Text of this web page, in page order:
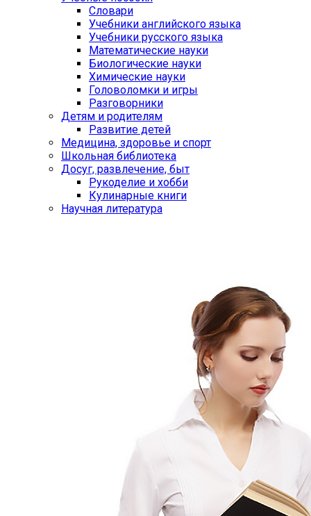
Словари
Учебники английского языка
Учебники русского языка
Математические науки
Биологические науки
Химические науки
Головоломки и игры
Разговорники
Детям и родителям
Развитие детей
Медицина, здоровье и спорт
Школьная библиотека
Досуг, развлечение, быт
Рукоделие и хобби
Кулинарные книги
Научная литература